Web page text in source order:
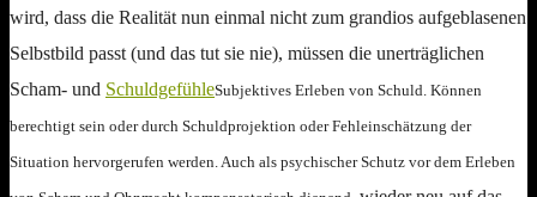
wird, dass die Realität nun einmal nicht zum grandios aufgeblasenen
Selbstbild passt (und das tut sie nie), müssen die unerträglichen
Scham- und SchuldgefühleSubjektives Erleben von Schuld. Können
berechtigt sein oder durch Schuldprojektion oder Fehleinschätzung der
Situation hervorgerufen werden. Auch als psychischer Schutz vor dem Erleben